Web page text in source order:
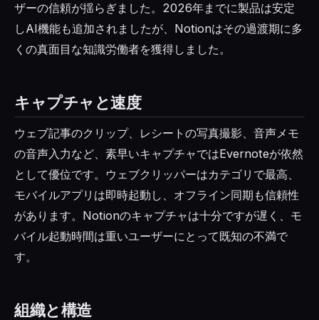
ザーの信頼が揺らぎました。2026年までに製品は安定
しAI機能も追加されましたが、Notionはその過渡期に多
くの真面目な知識労働者を獲得しました。
キャプチャと速度
ウェブ記事のクリップ、レシートの写真撮影、音声メモ
の音声入力など、素早いキャプチャではEvernoteが依然
として優位です。ウェブクリッパーはカテゴリで最高、
モバイルアプリは即時起動し、オフライン同期も信頼性
があります。Notionのキャプチャは十分ですが遅く、モ
バイル起動時間は重いユーザーにとって既知の不満で
す。
組織と構造